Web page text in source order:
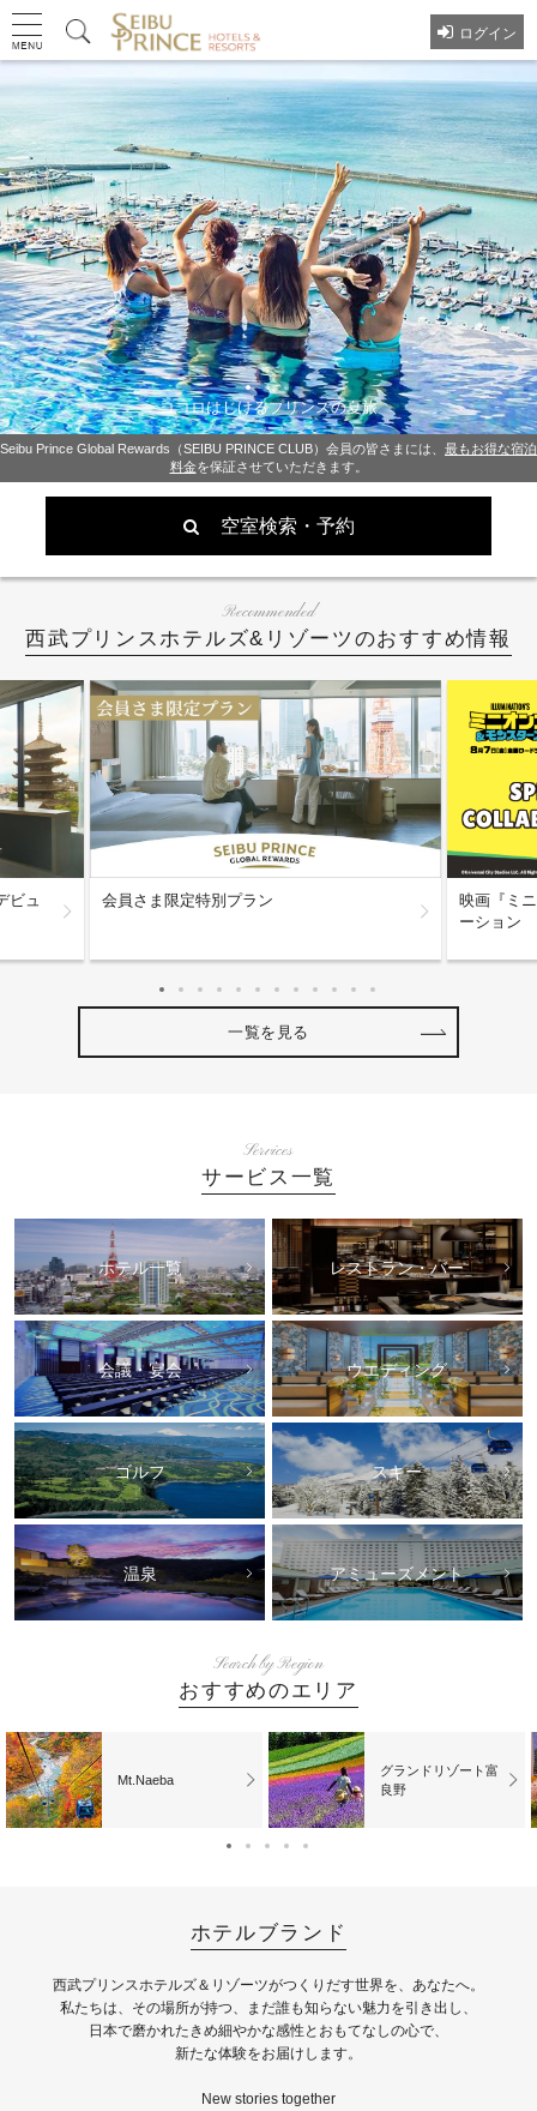
ログイン
ココロはじけるプリンスの夏旅
Seibu Prince Global Rewards（SEIBU PRINCE CLUB）会員の皆さまには、 最もお得な宿泊
料金を保証させていただきます。
空室検索・予約
Recommended
西武プリンスホテルズ&リゾーツのおすすめ情報
ビュ 会員さま限定特別プラン
映画『ミ
ーション
一覧を見る
Services
サービス一覧
ホテル一覧 レストラン・バー
会議・宴会 ウエディング
ゴルフ スキー
温泉 アミューズメント
Search by Region
おすすめのエリア
Mt.Naeba
グランドリゾート富
良野
ホテルブランド
⻄武プリンスホテルズ＆リゾーツがつくりだす世界を、あなたへ。
私たちは、その場所が持つ、まだ誰も知らない魅⼒を引き出し、
⽇本で磨かれたきめ細やかな感性とおもてなしの⼼で、
新たな体験をお届けします。
New stories together